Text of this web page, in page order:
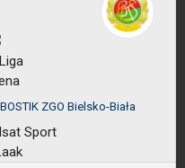
ZGO Bielsko-Biała
Sport